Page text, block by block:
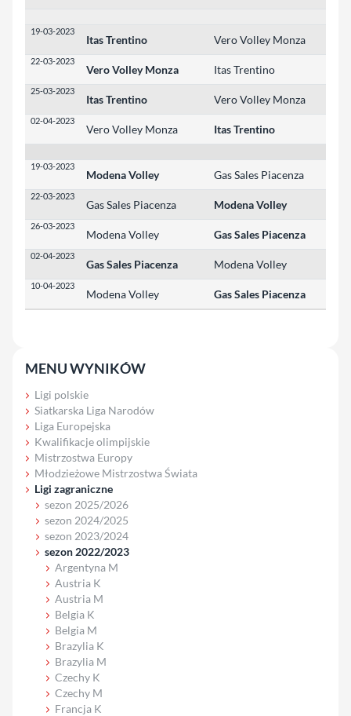
19-03-2023
Itas Trentino Vero Volley Monza
22-03-2023
Vero Volley Monza Itas Trentino
25-03-2023
Itas Trentino Vero Volley Monza
02-04-2023
Vero Volley Monza Itas Trentino
19-03-2023
Modena Volley Gas Sales Piacenza
22-03-2023
Gas Sales Piacenza Modena Volley
26-03-2023
Modena Volley Gas Sales Piacenza
02-04-2023
Gas Sales Piacenza Modena Volley
10-04-2023
Modena Volley Gas Sales Piacenza
MENU WYNIKÓW
Ligi polskie
Siatkarska Liga Narodów
Liga Europejska
Kwalifikacje olimpijskie
Mistrzostwa Europy
Młodzieżowe Mistrzostwa Świata
Ligi zagraniczne
sezon 2025/2026
sezon 2024/2025
sezon 2023/2024
sezon 2022/2023
Argentyna M
Austria K
Austria M
Belgia K
Belgia M
Brazylia K
Brazylia M
Czechy K
Czechy M
Francja K